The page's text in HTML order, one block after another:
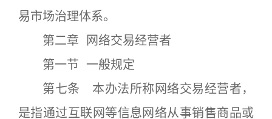
易市场治理体系。
第二章 网络交易经营者
第一节 一般规定
第七条 本办法所称网络交易经营者，
是指通过互联网等信息网络从事销售商品或